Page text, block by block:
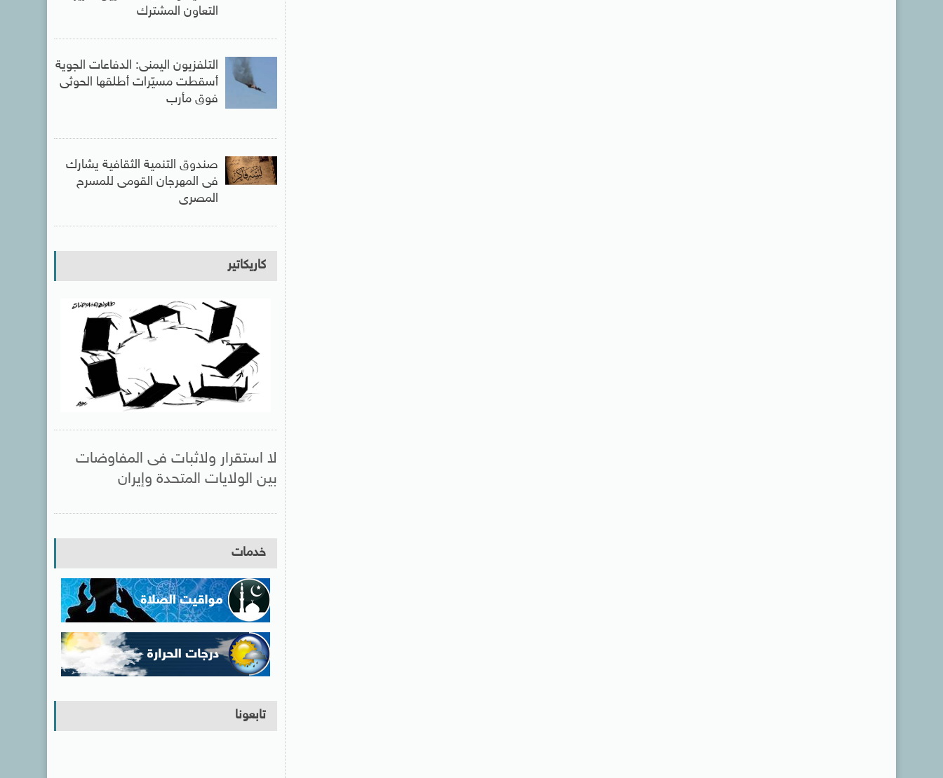
التعاون المشترك
التلفزيون اليمنى: الدفاعات الجوية
أسقطت مسيّرات أطلقها الحوثى
فوق مأرب
صندوق التنمية الثقافية يشارك
فى المهرجان القومى للمسرح
المصرى
كاريكاتير
لا استقرار ولاثبات فى المفاوضات
بين الولايات المتحدة وإيران
خدمات
تابعونا